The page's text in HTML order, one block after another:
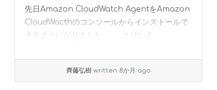
先日Amazon CloudWatch AgentをAmazon
CloudWacthのコンソールからインストールで
きるようになりました。 とはいえ、
CloudWatc... »read more
齊藤弘樹 written 8か月 ago